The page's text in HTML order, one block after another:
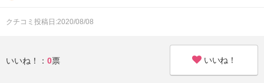
クチコミ投稿日:2020/08/08
いいね！： 0票 いいね！